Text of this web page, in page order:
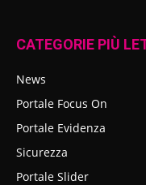
CATEGORIE PIÙ
News
Portale Focus On
Portale Evidenza
Sicurezza
Portale Slider